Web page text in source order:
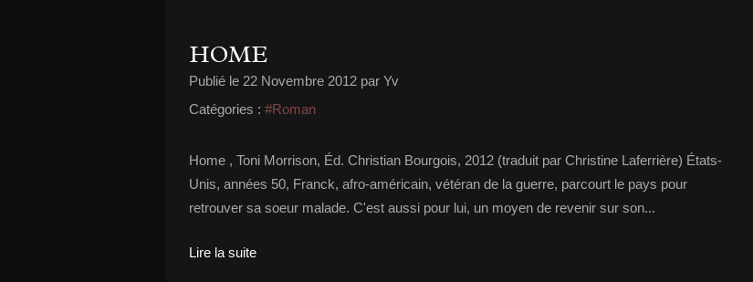
HOME
Publié le 22 Novembre 2012 par Yv
Catégories : #Roman
Home , Toni Morrison, Éd. Christian Bourgois, 2012 (traduit par Christine Laferrière) États-
Unis, années 50, Franck, afro-américain, vétéran de la guerre, parcourt le pays pour
retrouver sa soeur malade. C'est aussi pour lui, un moyen de revenir sur son...
Lire la suite